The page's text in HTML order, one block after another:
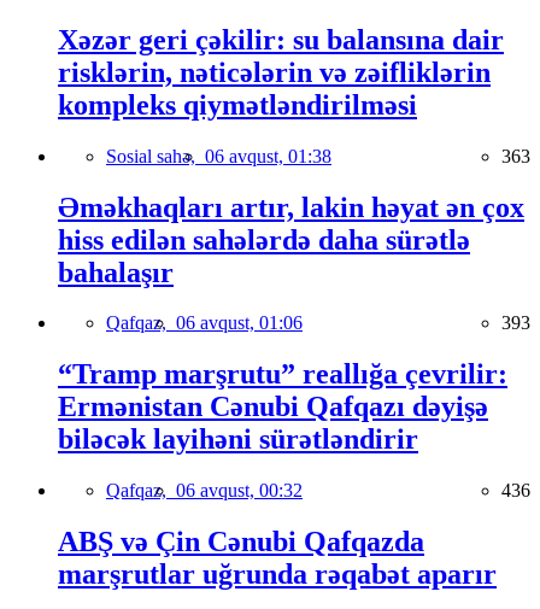
Xəzər geri çəkilir: su balansına dair
risklərin, nəticələrin və zəifliklərin
kompleks qiymətləndirilməsi
Sosial sahə, 06 avqust, 01:38 363
Əməkhaqları artır, lakin həyat ən çox
hiss edilən sahələrdə daha sürətlə
bahalaşır
Qafqaz, 06 avqust, 01:06 393
“Tramp marşrutu” reallığa çevrilir:
Ermənistan Cənubi Qafqazı dəyişə
biləcək layihəni sürətləndirir
Qafqaz, 06 avqust, 00:32 436
ABŞ və Çin Cənubi Qafqazda
marşrutlar uğrunda rəqabət aparır